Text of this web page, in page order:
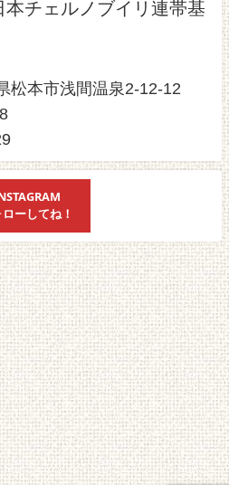
本チェルノブイリ連帯基
松本市浅間温泉2-12-12
ーしてね！